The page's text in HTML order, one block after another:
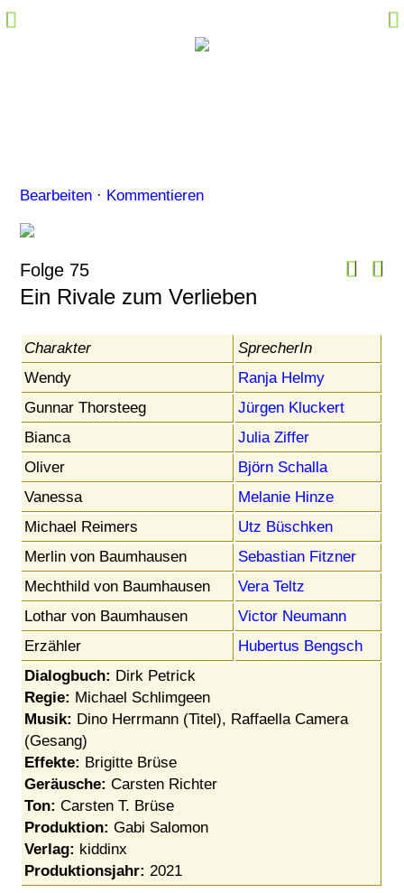
Hörspiel-Fakten
M@il
Community Login
Bearbeiten · Kommentieren
Folge 75
Ein Rivale zum Verlieben
Charakter
SprecherIn
Wendy
Ranja Helmy
Gunnar Thorsteeg
Jürgen Kluckert
Bianca
Julia Ziffer
Oliver
Björn Schalla
Vanessa
Melanie Hinze
Michael Reimers
Utz Büschken
Merlin von Baumhausen
Sebastian Fitzner
Mechthild von Baumhausen
Vera Teltz
Lothar von Baumhausen
Victor Neumann
Erzähler
Hubertus Bengsch
Dialogbuch: Dirk Petrick
Regie: Michael Schlimgeen
Musik: Dino Herrmann (Titel), Raffaella Camera
(Gesang)
Effekte: Brigitte Brüse
Geräusche: Carsten Richter
Ton: Carsten T. Brüse
Produktion: Gabi Salomon
Verlag: kiddinx
Produktionsjahr: 2021